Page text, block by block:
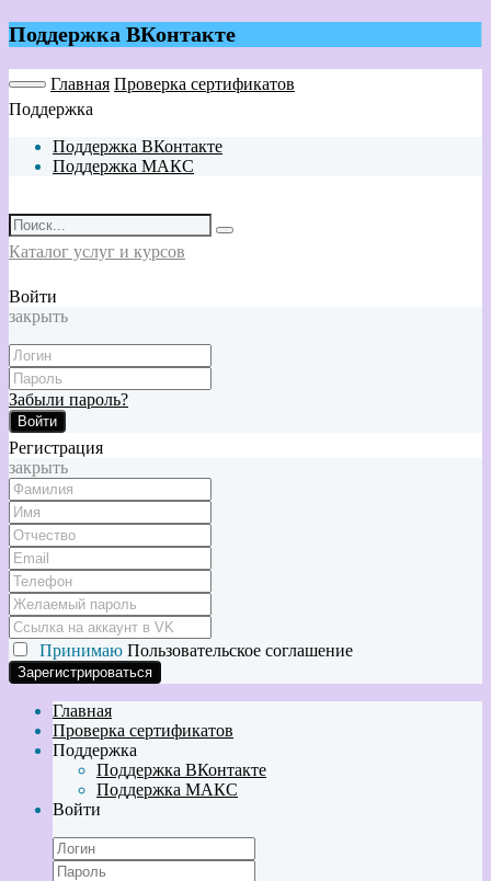
Поддержка ВКонтакте
Главная Проверка сертификатов
Поддержка
Поддержка ВКонтакте
Поддержка МАКС
Каталог услуг и курсов
Войти
закрыть
Забыли пароль?
Войти
Регистрация
закрыть
Принимаю Пользовательское соглашение
Главная
Проверка сертификатов
Поддержка
Поддержка ВКонтакте
Поддержка МАКС
Войти